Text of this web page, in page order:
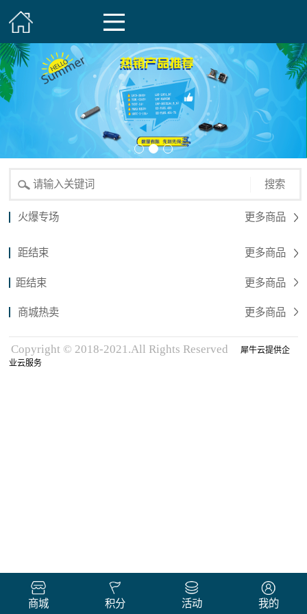
搜索
火爆专场 更多商品
距结束 更多商品
距结束 更多商品
商城热卖 更多商品
Copyright © 2018-2021.All Rights Reserved
犀牛云提供企
业云服务
商城 积分 活动 我的